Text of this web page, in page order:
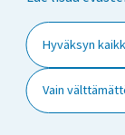
Hyväksyn
Vain
Tietoa